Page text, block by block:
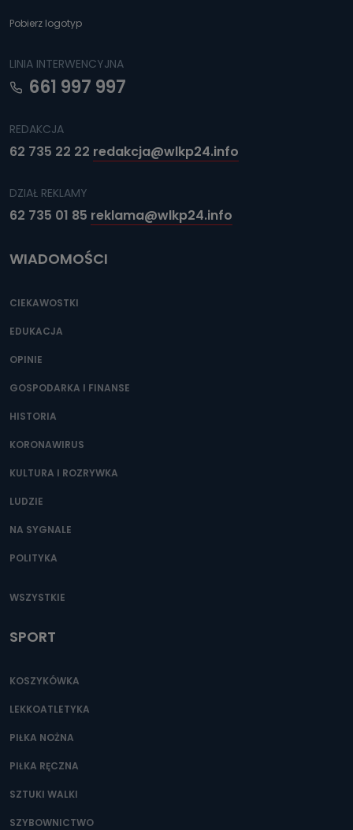
Pobierz logotyp
LINIA INTERWENCYJNA
661 997 997
REDAKCJA
62 735 22 22 redakcja@wlkp24.info
DZIAŁ REKLAMY
62 735 01 85 reklama@wlkp24.info
WIADOMOŚCI
CIEKAWOSTKI
EDUKACJA
OPINIE
GOSPODARKA I FINANSE
HISTORIA
KORONAWIRUS
KULTURA I ROZRYWKA
LUDZIE
NA SYGNALE
POLITYKA
WSZYSTKIE
SPORT
KOSZYKÓWKA
LEKKOATLETYKA
PIŁKA NOŻNA
PIŁKA RĘCZNA
SZTUKI WALKI
SZYBOWNICTWO